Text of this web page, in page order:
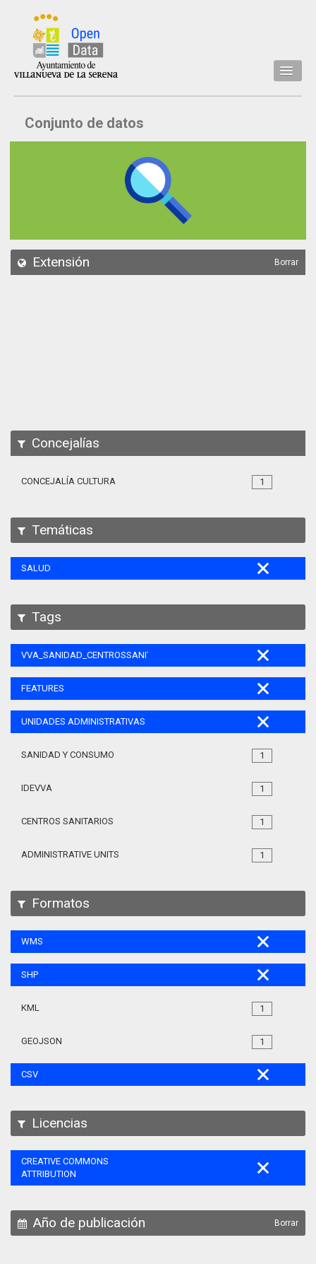
Inicio
Datos
API
Conjunto de datos
Extensión Borrar
Concejalías
1
CONCEJALÍA CULTURA
Temáticas
SALUD
Tags
VVA_SANIDAD_CENTROSSANITARIOS_105
FEATURES
UNIDADES ADMINISTRATIVAS
1
SANIDAD Y CONSUMO
1
IDEVVA
1
CENTROS SANITARIOS
1
ADMINISTRATIVE UNITS
Formatos
WMS
SHP
1
KML
1
GEOJSON
CSV
Licencias
CREATIVE COMMONS
ATTRIBUTION
Año de publicación Borrar